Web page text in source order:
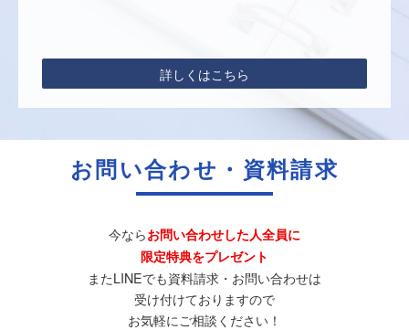
詳しくはこちら
お問い合わせ・資料請求
今ならお問い合わせした人全員に
限定特典をプレゼント
またLINEでも資料請求・お問い合わせは
受け付けておりますので
お気軽にご相談ください！